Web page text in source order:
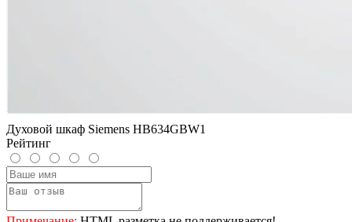
Духовой шкаф Siemens HB634GBW1
Рейтинг